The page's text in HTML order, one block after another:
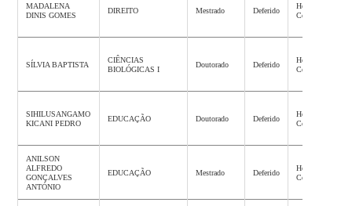
MADALENA
DINIS GOMES
DIREITO Mestrado Deferido
Homologação
Concluída
SÍLVIA BAPTISTA
CIÊNCIAS
BIOLÓGICAS I
Doutorado Deferido
Homologação
Concluída
SIHILUSANGAMO
KICANI PEDRO
EDUCAÇÃO Doutorado Deferido
Homologação
Concluída
ANILSON
ALFREDO
GONÇALVES
ANTÓNIO
EDUCAÇÃO Mestrado Deferido
Homologação
Concluída